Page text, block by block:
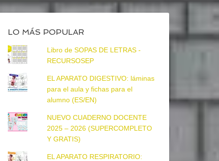
LO MÁS POPULAR
Libro de SOPAS DE LETRAS -
RECURSOSEP
EL APARATO DIGESTIVO: láminas
para el aula y fichas para el
alumno (ES/EN)
NUEVO CUADERNO DOCENTE
2025 – 2026 (SUPERCOMPLETO
Y GRATIS)
EL APARATO RESPIRATORIO: